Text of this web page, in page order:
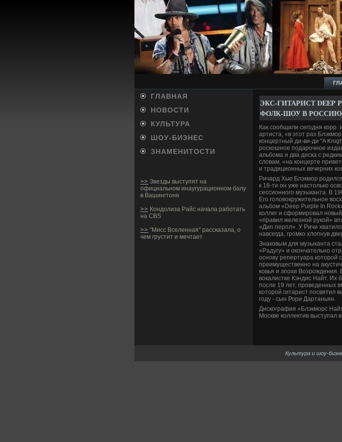
ГЛАВНАЯ
НОВОСТИ
КУЛЬТУРА
ШОУ-БИ­ЗНЕС
ЗНАМЕНИТОСТИ
>> Звезды выступят на
официальном инаугурационном балу
в Вашингтоне
>> Кондолиза Райс начала работать
на CBS
>> "Мисс Вселенная" рассказала, о
чем грустит и мечтает
ЭКС-ГИТАРИСТ
ФОЛК-ШОУ В
Как сообщили сегодня корр.
артиста, «в этот раз
концертный ди-ви-ди "A
роскошное подарочное
альбома и два диска с
словам, «на концерте
и традиционных ве­черних
Ричард Хью Блэкмор
к 18-ти он уже настолько
сессионного музыканта. В
Его головокружительное
альбом «Deep Purple In
коллег и сформировал
«правил железной рукой»
«Дип перпл». У Ричи
навсегда, громко хлопнув
Знаковым для музыканта
«Радугу» и окончательно
основу репертуара
преимуществе­нно на
ковья и эпохи Возрожде­ния.
вокалистке Кэндис Найт. Их
после 19 лет, прове­де­нных
которой гитарист посвятил
году - сын Рори Дартаньян.
Дискография «Блэкморс
Москве­ коллектив выступал
Культура и шоу-